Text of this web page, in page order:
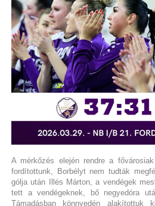
A mérkőzés elején rendre a
fordítottunk, Borbélyt nem tudták
gólja után Illés Márton, a vendégek
tett a vendégeknek, bő negyedóra
Támadásban könnyedén alakítottuk